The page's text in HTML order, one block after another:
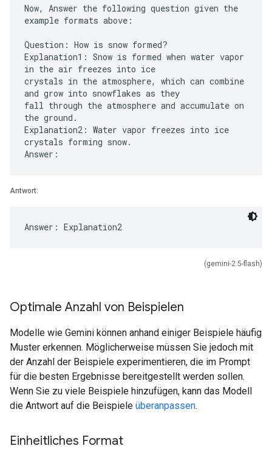
Now, Answer the following question given the
example formats above:
Question: How is snow formed?
Explanation1: Snow is formed when water vapor
in the air freezes into ice
crystals in the atmosphere, which can combine
and grow into snowflakes as they
fall through the atmosphere and accumulate on
the ground.
Explanation2: Water vapor freezes into ice
crystals forming snow.
Antwort:
(gemini-2.5-flash)
Optimale Anzahl von Beispielen
Modelle wie Gemini können anhand einiger Beispiele häufig
Muster erkennen. Möglicherweise müssen Sie jedoch mit
der Anzahl der Beispiele experimentieren, die im Prompt
für die besten Ergebnisse bereitgestellt werden sollen.
Wenn Sie zu viele Beispiele hinzufügen, kann das Modell
die Antwort auf die Beispiele überanpassen.
Einheitliches Format